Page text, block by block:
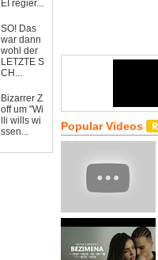
EI regier...
SO! Das
war dann
wohl der
LETZTE S
CH...
Bizarrer Z
off um "Wi
lli wills wi
ssen...
Popular Videos